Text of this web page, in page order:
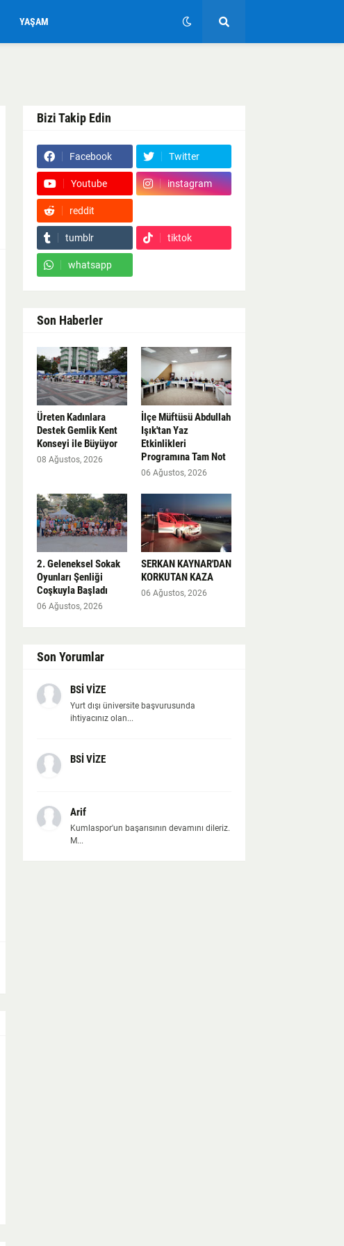
YAŞAM
Bizi Takip Edin
Facebook Twitter
Youtube instagram
reddit
tumblr tiktok
whatsapp
Son Haberler
Üreten Kadınlara
Destek Gemlik Kent
Konseyi ile Büyüyor
08 Ağustos, 2026
İlçe Müftüsü Abdullah
Işık'tan Yaz
Etkinlikleri
Programına Tam Not
06 Ağustos, 2026
2. Geleneksel Sokak
Oyunları Şenliği
Coşkuyla Başladı
06 Ağustos, 2026
SERKAN KAYNAR'DAN
KORKUTAN KAZA
06 Ağustos, 2026
Son Yorumlar
BSİ VİZE
Yurt dışı üniversite başvurusunda
ihtiyacınız olan...
BSİ VİZE
Arif
Kumlaspor'un başarısının devamını dileriz.
M...